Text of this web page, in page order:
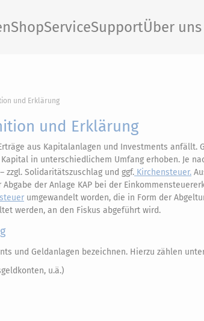
ShopServiceSupportÜber uns
und Erklärung
und Erklärung
aus Kapitalanlagen und Investments anfällt.
Kapital in unterschiedlichem Umfang erhoben. Je
zzgl. Solidaritätszuschlag und ggf. Kirchensteuer.
der Anlage KAP bei der
umgewandelt worden, die in Form der
werden, an den Fiskus abgeführt wird.
und Geldanlagen bezeichnen. Hierzu zählen
u.ä.)